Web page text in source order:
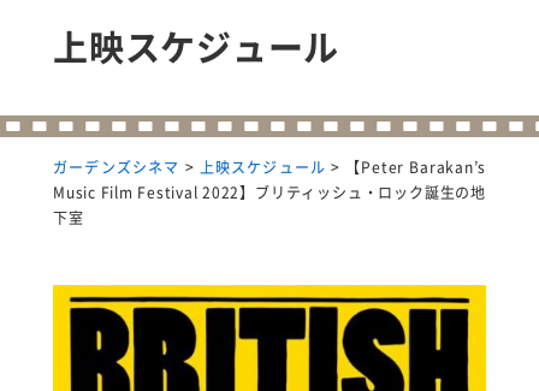
上映スケジュール
ガーデンズシネマ > 上映スケジュール >
【Peter Barakan’s
Music Film Festival 2022】ブリティッシュ・ロック誕生の地
下室